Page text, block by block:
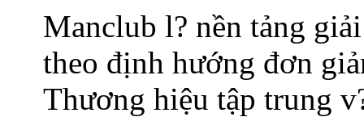
Manclub l? nền tảng
theo định hướng đơn
Thương hiệu tập trung